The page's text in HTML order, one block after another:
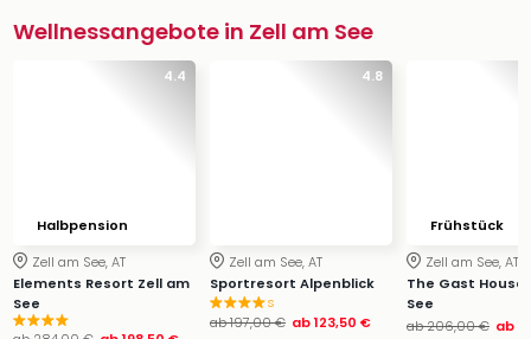
Wellnessangebote in Zell am See
4.4
Halbpension
Zell am See, AT
Elements Resort Zell am
See
4.8
Zell am See, AT
Sportresort Alpenblick
s
ab197,00 € ab123,50 €
Frühstück
Zell am See, AT
The Gast House
See
ab206,00 € ab